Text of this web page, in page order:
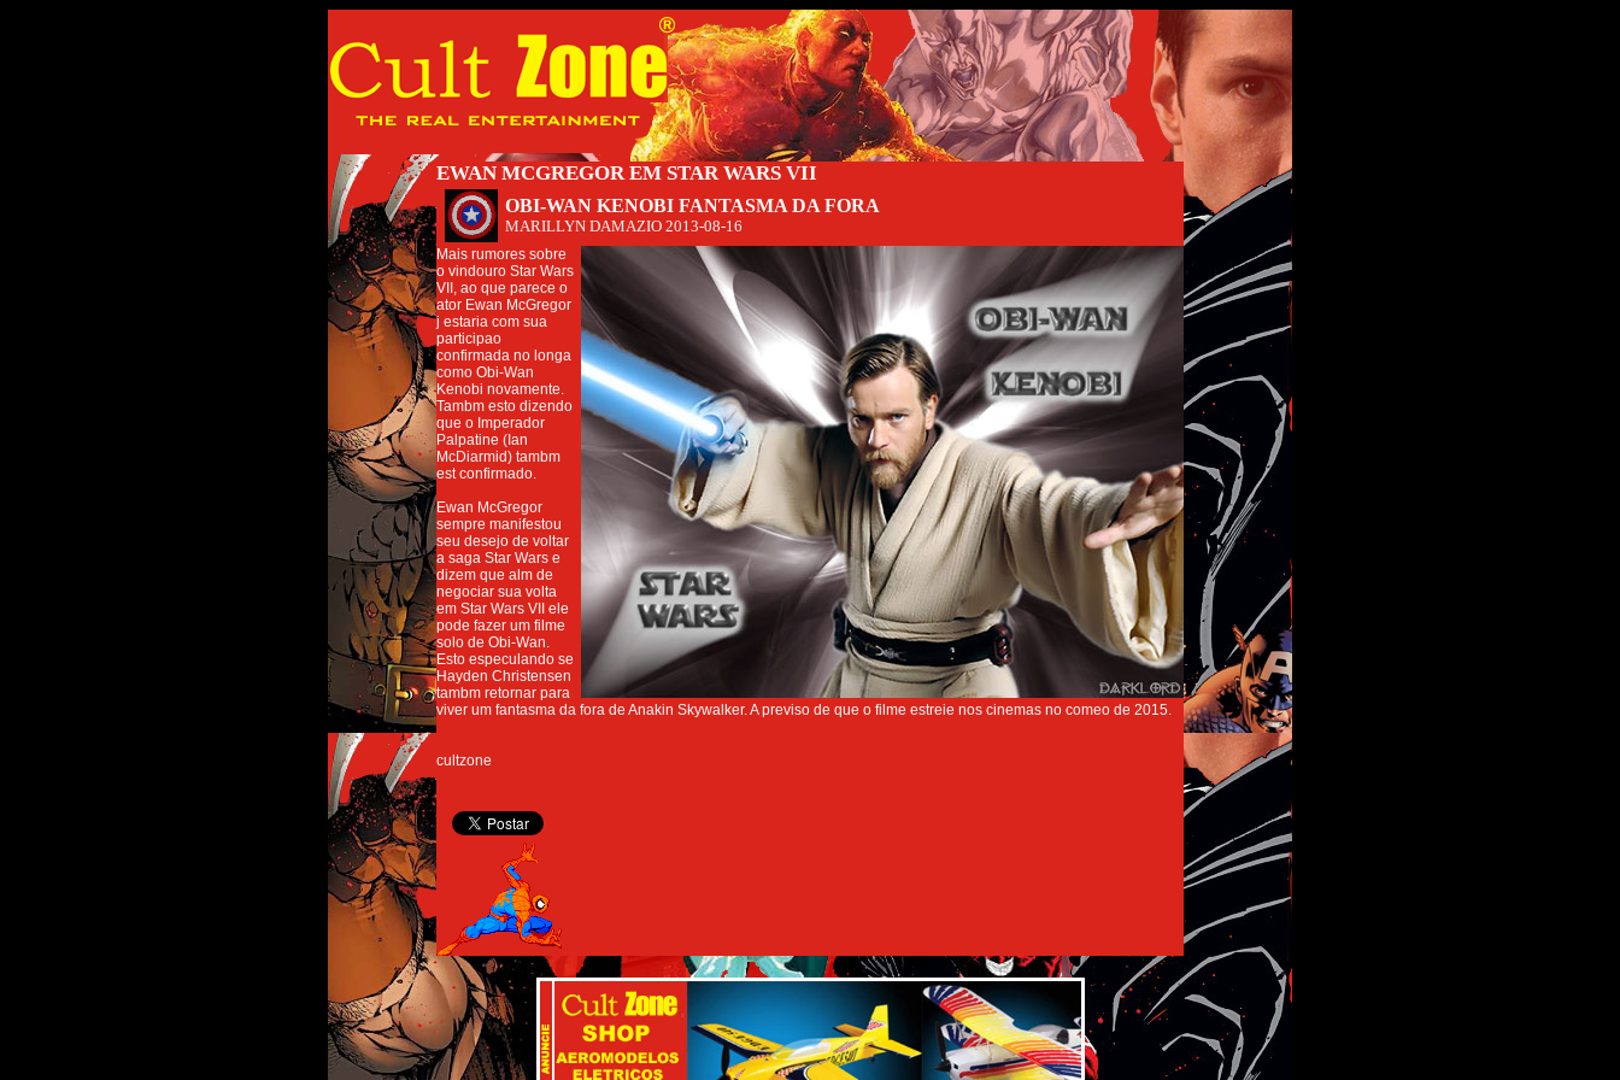
EWAN MCGREGOR EM STAR WARS VII
OBI-WAN KENOBI FANTASMA DA FORA
MARILLYN DAMAZIO 2013-08-16
Mais rumores sobre
o vindouro Star Wars
VII, ao que parece o
ator Ewan McGregor
j estaria com sua
participao
confirmada no longa
como Obi-Wan
Kenobi novamente.
Tambm esto dizendo
que o Imperador
Palpatine (Ian
McDiarmid) tambm
est confirmado.
Ewan McGregor
sempre manifestou
seu desejo de voltar
a saga Star Wars e
dizem que alm de
negociar sua volta
em Star Wars VII ele
pode fazer um filme
solo de Obi-Wan.
Esto especulando se
Hayden Christensen
tambm retornar para
viver um fantasma da fora de Anakin Skywalker. A previso de que o filme estreie nos cinemas no comeo de 2015.
cultzone